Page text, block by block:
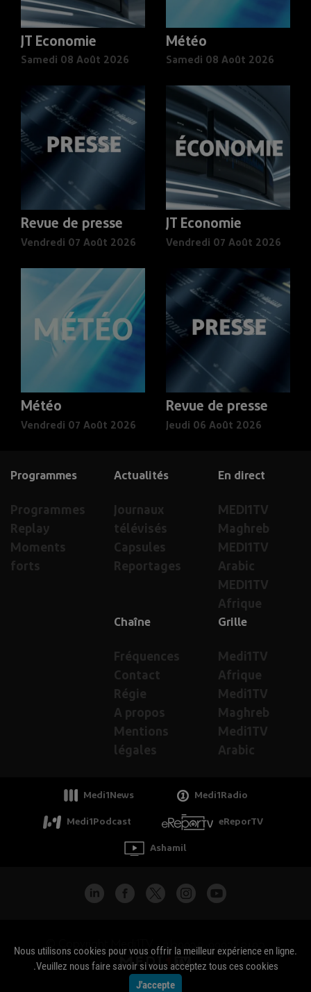
JT Economie
Samedi 08 Août 2026
Météo
Samedi 08 Août 2026
Revue de presse
Vendredi 07 Août 2026
JT Economie
Vendredi 07 Août 2026
Météo
Vendredi 07 Août 2026
Revue de presse
Jeudi 06 Août 2026
En direct
MEDI1TV
Maghreb
MEDI1TV
Arabic
MEDI1TV
Afrique
Actualités
Journaux
télévisés
Capsules
Reportages
Programmes
Programmes
Replay
Moments
forts
Grille
Medi1TV
Afrique
Medi1TV
Maghreb
Medi1TV
Arabic
Chaîne
Fréquences
Contact
Régie
A propos
Mentions
légales
Medi1News Medi1Radio
Medi1Podcast eReporTV
Ashamil
جميع الحقوق محفوظة - Copyright Medi1TV ©
Nous utilisons cookies pour vous offrir la meilleur expérience en ligne.
Veuillez nous faire savoir si vous acceptez tous ces cookies.
J'accepte